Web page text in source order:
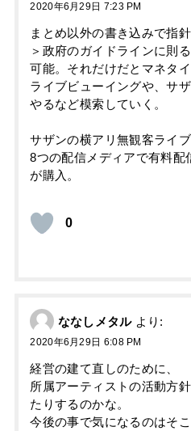
2020年6月29日 7:23 PM
まとめ以外の書き込みで指
＞政府のガイドラインに則
可能。それだけだとマネタ
ライブビューイングや、サ
やるなど模索していく。
サザンの横アリ無観客ライブ
8つの配信メディアで有料配
が購入。
0
ななしメタル より:
2020年6月29日 6:08 PM
経営の建て直しのために、
所属アーティストの活動方
たりするのかな。
今後の事で気になるのはそこ